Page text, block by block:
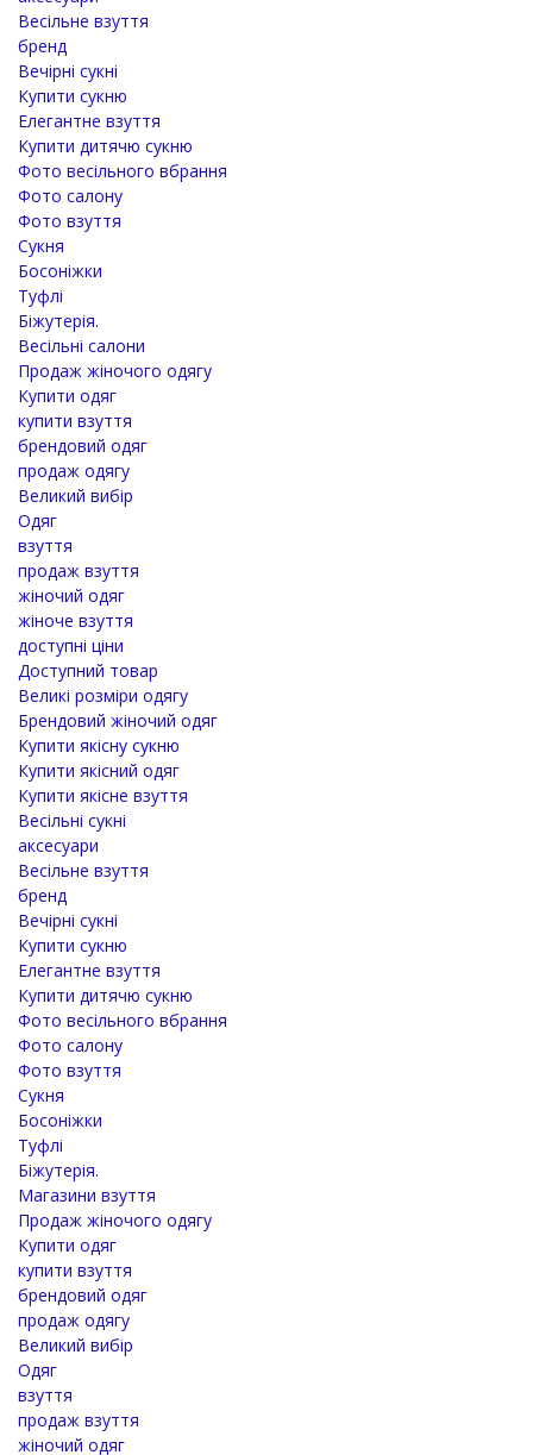
Весільне взуття
бренд
Вечірні сукні
Купити сукню
Елегантне взуття
Купити дитячю сукню
Фото весільного вбрання
Фото салону
Фото взуття
Сукня
Босоніжки
Туфлі
Біжутерія.
Весільні салони
Продаж жіночого одягу
Купити одяг
купити взуття
брендовий одяг
продаж одягу
Великий вибір
Одяг
взуття
продаж взуття
жіночий одяг
жіноче взуття
доступні ціни
Доступний товар
Великі розміри одягу
Брендовий жіночий одяг
Купити якісну сукню
Купити якісний одяг
Купити якісне взуття
Весільні сукні
аксесуари
Весільне взуття
бренд
Вечірні сукні
Купити сукню
Елегантне взуття
Купити дитячю сукню
Фото весільного вбрання
Фото салону
Фото взуття
Сукня
Босоніжки
Туфлі
Біжутерія.
Магазини взуття
Продаж жіночого одягу
Купити одяг
купити взуття
брендовий одяг
продаж одягу
Великий вибір
Одяг
взуття
продаж взуття
жіночий одяг